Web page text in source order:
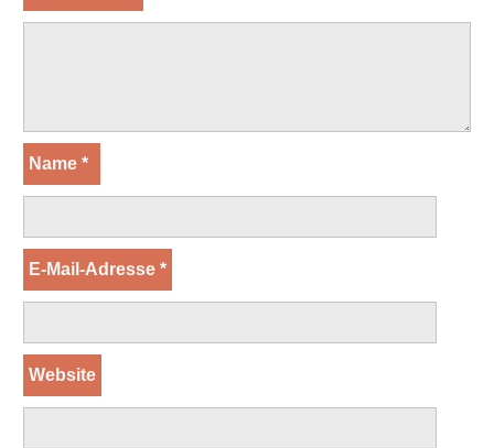
Name*
E-Mail-Adresse*
Website